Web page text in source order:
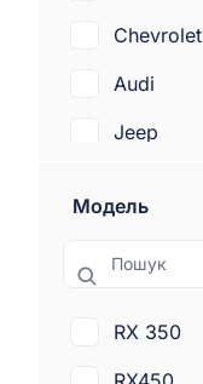
Chevrolet
Audi
Jeep
Dodge
Tesla
Land rover
Модель
Пошук
RX 350